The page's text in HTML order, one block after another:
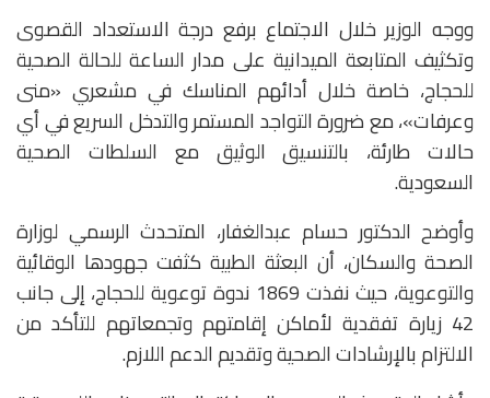
ووجه الوزير خلال الاجتماع برفع درجة الاستعداد القصوى
وتكثيف المتابعة الميدانية على مدار الساعة للحالة الصحية
للحجاج، خاصة خلال أدائهم المناسك في مشعري «منى
وعرفات»، مع ضرورة التواجد المستمر والتدخل السريع في أي
حالات طارئة، بالتنسيق الوثيق مع السلطات الصحية
السعودية.
وأوضح الدكتور حسام عبدالغفار، المتحدث الرسمي لوزارة
الصحة والسكان، أن البعثة الطبية كثفت جهودها الوقائية
والتوعوية، حيث نفذت 1869 ندوة توعوية للحجاج، إلى جانب
42 زيارة تفقدية لأماكن إقامتهم وتجمعاتهم للتأكد من
الالتزام بالإرشادات الصحية وتقديم الدعم اللازم.